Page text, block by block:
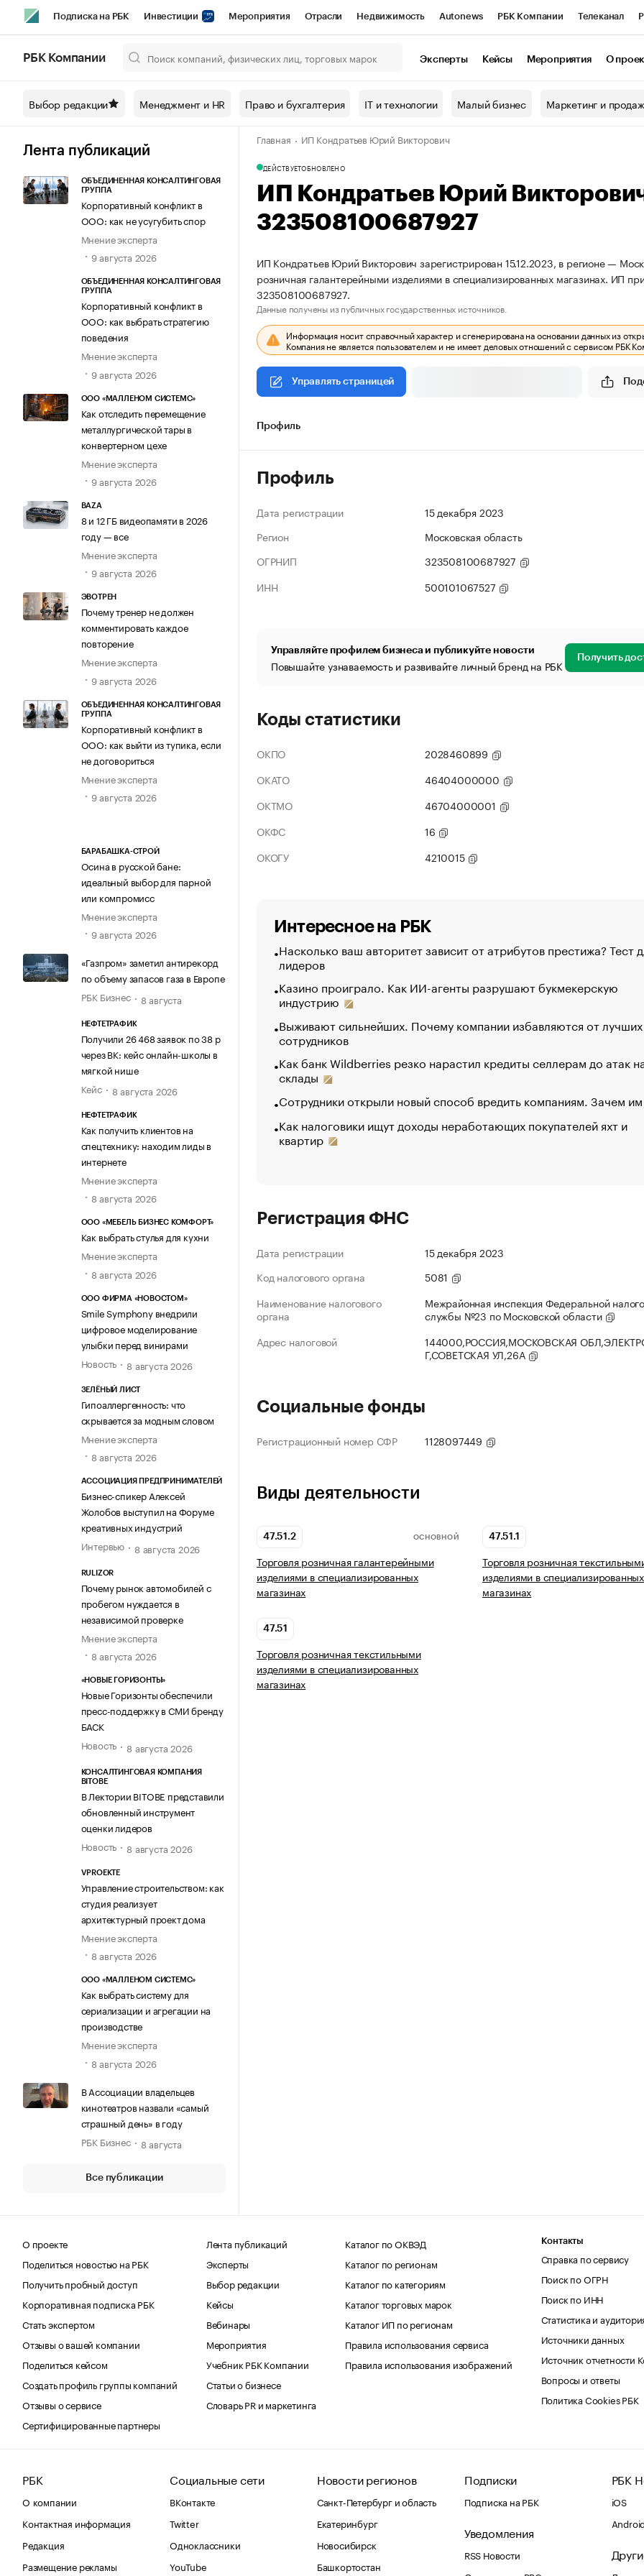
Подписка на РБК Инвестиции Мероприятия Отрасли Недвижимость Autonews РБК Компании Телеканал
Спецпроекты СПб Конференции СПб Спецпроекты Проверка контрагентов
Технологии и медиа Рынок наличной валюты
РБК Компании Эксперты Кейсы Мероприятия О
Выбор редакции Менеджмент и HR Право и бухгалтерия IT и технологии Малый бизнес Маркетинг и
Лента публикаций
ОБЪЕДИНЕННАЯ КОНСАЛТИНГОВАЯ
ГРУППА
Корпоративный конфликт в
ООО: как не усугубить спор
Мнение эксперта
9 августа 2026
ОБЪЕДИНЕННАЯ КОНСАЛТИНГОВАЯ
ГРУППА
Корпоративный конфликт в
ООО: как выбрать стратегию
поведения
Мнение эксперта
9 августа 2026
ООО «МАЛЛЕНОМ СИСТЕМС»
Как отследить перемещение
металлургической тары в
конвертерном цехе
Мнение эксперта
9 августа 2026
BAZA
8 и 12 ГБ видеопамяти в 2026
году — все
Мнение эксперта
9 августа 2026
ЭВОТРЕН
Почему тренер не должен
комментировать каждое
повторение
Мнение эксперта
9 августа 2026
ОБЪЕДИНЕННАЯ КОНСАЛТИНГОВАЯ
ГРУППА
Корпоративный конфликт в
ООО: как выйти из тупика, если
не договориться
Мнение эксперта
9 августа 2026
БАРАБАШКА-СТРОЙ
Осина в русской бане:
идеальный выбор для парной
или компромисс
Мнение эксперта
9 августа 2026
«Газпром» заметил антирекорд
по объему запасов газа в Европе
РБК Бизнес
8 августа
НЕФТЕТРАФИК
Получили 26 468 заявок по 38 р
через ВК: кейс онлайн-школы в
мягкой нише
Кейс
8 августа 2026
НЕФТЕТРАФИК
Как получить клиентов на
спецтехнику: находим лиды в
интернете
Мнение эксперта
8 августа 2026
ООО «МЕБЕЛЬ БИЗНЕС КОМФОРТ»
Как выбрать стулья для кухни
Мнение эксперта
8 августа 2026
ООО ФИРМА «НОВОСТОМ»
Smile Symphony внедрили
цифровое моделирование
улыбки перед винирами
Новость
8 августа 2026
ЗЕЛЁНЫЙ ЛИСТ
Гипоаллергенность: что
скрывается за модным словом
Мнение эксперта
8 августа 2026
АССОЦИАЦИЯ ПРЕДПРИНИМАТЕЛЕЙ
Бизнес-спикер Алексей
Жолобов выступил на Форуме
креативных индустрий
Интервью
8 августа 2026
RULIZOR
Почему рынок автомобилей с
пробегом нуждается в
независимой проверке
Мнение эксперта
8 августа 2026
«НОВЫЕ ГОРИЗОНТЫ»
Новые Горизонты обеспечили
пресс-поддержку в СМИ бренду
БАСК
Новость
8 августа 2026
КОНСАЛТИНГОВАЯ КОМПАНИЯ
BITOBE
В Лектории BITOBE представили
обновленный инструмент
оценки лидеров
Новость
8 августа 2026
VPROEKTE
Управление строительством: как
студия реализует
архитектурный проект дома
Мнение эксперта
8 августа 2026
ООО «МАЛЛЕНОМ СИСТЕМС»
Как выбрать систему для
сериализации и агрегации на
производстве
Мнение эксперта
8 августа 2026
В Ассоциации владельцев
кинотеатров назвали «самый
страшный день» в году
РБК Бизнес
8 августа
Все публикации
Главная ИП Кондратьев Юрий Викторович
ДЕЙСТВУЕТОБНОВЛЕНО
ИП Кондратьев Юрий
323508100687927
ИП Кондратьев Юрий Викторович зарегистрирован 15.12.2023, в регионе —
розничная галантерейными изделиями в специализированных магазинах. ИП
323508100687927.
Данные получены из публичных государственных источников.
Информация носит справочный характер и сгенерирована на основании данных из
Компания не является пользователем и не имеет деловых отношений с сервисом РБК
Управлять страницей
Профиль
Профиль
Дата регистрации
15 декабря 2023
Регион
Московская область
ОГРНИП
323508100687927
ИНН
500101067527
Управляйте профилем бизнеса и публикуйте новости
Повышайте узнаваемость и развивайте личный бренд на РБК Получить
Коды статистики
ОКПО
2028460899
ОКАТО
46404000000
ОКТМО
46704000001
ОКФС
16
ОКОГУ
4210015
Интересное на РБК
Насколько ваш авторитет зависит от атрибутов престижа? Тест
лидеров
Казино проиграло. Как ИИ-агенты разрушают букмекерскую
индустрию
Выживают сильнейших. Почему компании избавляются от лучших
сотрудников
Как банк Wildberries резко нарастил кредиты селлерам до атак
склады
Сотрудники открыли новый способ вредить компаниям. Зачем
Как налоговики ищут доходы неработающих покупателей яхт и
квартир
Регистрация ФНС
Дата регистрации
15 декабря 2023
Код налогового органа
5081
Наименование налогового
органа
Межрайонная инспекция Федеральной
службы №23 по Московской области
Адрес налоговой
144000,РОССИЯ,МОСКОВСКАЯ
Г,СОВЕТСКАЯ УЛ,26А
Социальные фонды
Регистрационный номер СФР 1128097449
Виды деятельности
47.51.2 ОСНОВНОЙ
Торговля розничная галантерейными
изделиями в специализированных
магазинах
47.51.1
Торговля розничная
изделиями в специализированных
магазинах
47.51
Торговля розничная текстильными
изделиями в специализированных
магазинах
О проекте
Поделиться новостью на РБК
Получить пробный доступ
Корпоративная подписка РБК
Стать экспертом
Отзывы о вашей компании
Поделиться кейсом
Создать профиль группы компаний
Отзывы о сервисе
Сертифицированные партнеры
Лента публикаций
Эксперты
Выбор редакции
Кейсы
Вебинары
Мероприятия
Учебник РБК Компании
Статьи о бизнесе
Словарь PR и маркетинга
Каталог по ОКВЭД
Каталог по регионам
Каталог по категориям
Каталог торговых марок
Каталог ИП по регионам
Правила использования сервиса
Правила использования изображений
Контакты
Справка по сервису
Поиск по ОГРН
Поиск по ИНН
Статистика и
Источники данных
Источник отчетности
Вопросы и ответы
Политика Cookies РБК
РБК
О компании
Контактная информация
Редакция
Размещение рекламы
Социальные сети
ВКонтакте
Twitter
Одноклассники
YouTube
Новости регионов
Санкт-Петербург и область
Екатеринбург
Новосибирск
Башкортостан
Подписки
Подписка на РБК
Уведомления
RSS Новости
РБК
iOS